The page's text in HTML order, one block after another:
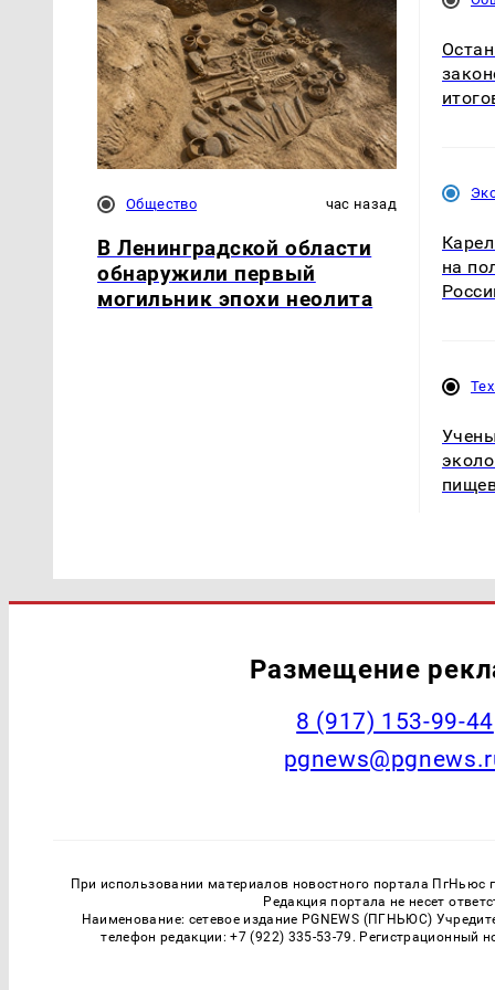
Общество час назад
В Ленинградской области
обнаружили первый
могильник эпохи неолита
на
Размещение
‭8 (917) 153-99-44
При использовании материалов новостного портала ПгНьюс
Редакция портала не несет
Наименование: сетевое издание PGNEWS (ПГНЬЮС)
телефон редакции: +7 (922) 335-53-79.